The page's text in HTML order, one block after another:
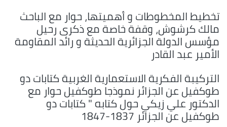
تخطيط المخطوطات و أهميتها، حوار مع الباحث
مالك كرشوش، وقفة خاصة مع ذكرى رحيل
مؤسس الدولة الجزائرية الحديثة و رائد المقاومة
الأمير عبد القادر
التركيبة الفكرية الاستعمارية الغربية كتابات دو
طوكفيل عن الجزائر نموذجا طوكفيل حوار مع
الدكتور علي زيكي حول كتابه " كتابات دو
طوكفيل عن الجزائر 1837-1847